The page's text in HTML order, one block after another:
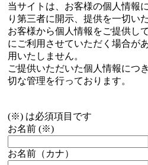
当サイトは、お客様の個人情報
り第三者に開示、提供を一切い
お客様から個人情報をご提供し
にご利用させていただく場合が
用いたしません。
ご提供いただいた個人情報につ
切な管理を行っております。
(※) は必須項目です
お名前 (※)
お名前（カナ）